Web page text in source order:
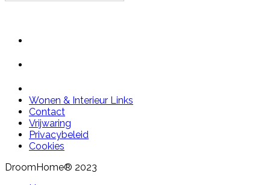
Wonen & Interieur Links
Contact
Vrijwaring
Privacybeleid
Cookies
DroomHome® 2023